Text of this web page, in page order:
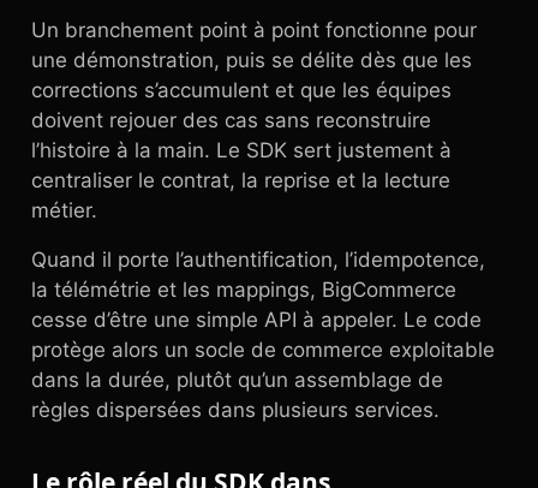
Un branchement point à point fonctionne pour
une démonstration, puis se délite dès que les
corrections s’accumulent et que les équipes
doivent rejouer des cas sans reconstruire
l’histoire à la main. Le SDK sert justement à
centraliser le contrat, la reprise et la lecture
métier.
Quand il porte l’authentification, l’idempotence,
la télémétrie et les mappings, BigCommerce
cesse d’être une simple API à appeler. Le code
protège alors un socle de commerce exploitable
dans la durée, plutôt qu’un assemblage de
règles dispersées dans plusieurs services.